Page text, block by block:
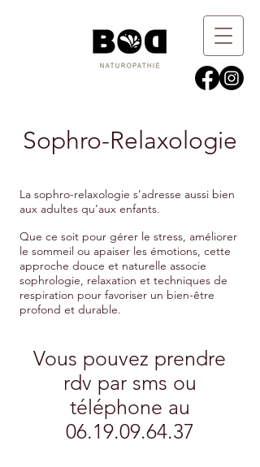
Sophro-Relaxologie
La sophro-relaxologie s’adresse aussi bien
aux adultes qu’aux enfants.
Que ce soit pour gérer le stress, améliorer
le sommeil ou apaiser les émotions, cette
approche douce et naturelle associe
sophrologie, relaxation et techniques de
respiration pour favoriser un bien-être
profond et durable.
Vous pouvez prendre
rdv par sms ou
téléphone au
06.19.09.64.37